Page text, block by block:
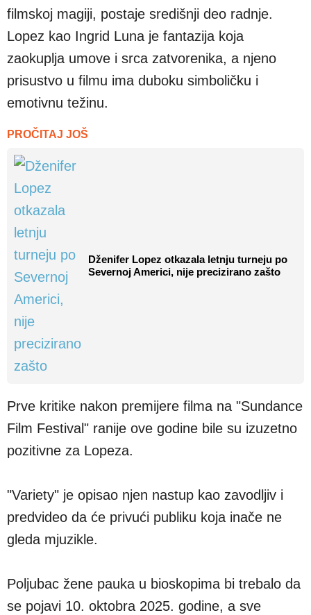
filmskoj magiji, postaje središnji deo radnje.
Lopez kao Ingrid Luna je fantazija koja
zaokuplja umove i srca zatvorenika, a njeno
prisustvo u filmu ima duboku simboličku i
emotivnu težinu.
PROČITAJ JOŠ
Dženifer Lopez otkazala letnju turneju po
Severnoj Americi, nije precizirano zašto
Prve kritike nakon premijere filma na "Sundance
Film Festival" ranije ove godine bile su izuzetno
pozitivne za Lopeza.
"Variety" je opisao njen nastup kao zavodljiv i
predvideo da će privući publiku koja inače ne
gleda mjuzikle.
Poljubac žene pauka u bioskopima bi trebalo da
se pojavi 10. oktobra 2025. godine, a sve